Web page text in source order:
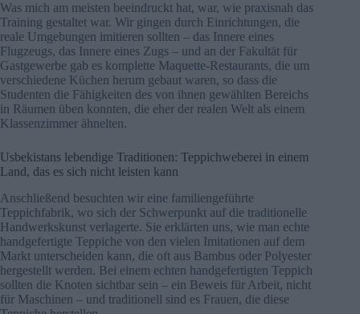
Was mich am meisten beeindruckt hat, war, wie praxisnah das
Training gestaltet war. Wir gingen durch Einrichtungen, die
reale Umgebungen imitieren sollten – das Innere eines
Flugzeugs, das Innere eines Zugs – und an der Fakultät für
Gastgewerbe gab es komplette Maquette-Restaurants, die um
verschiedene Küchen herum gebaut waren, so dass die
Studenten die Fähigkeiten des von ihnen gewählten Bereichs
in Räumen üben konnten, die eher der realen Welt als einem
Klassenzimmer ähnelten.
Usbekistans lebendige Traditionen: Teppichweberei in einem
Land, das es sich nicht leisten kann
Anschließend besuchten wir eine familiengeführte
Teppichfabrik, wo sich der Schwerpunkt auf die traditionelle
Handwerkskunst verlagerte. Sie erklärten uns, wie man echte
handgefertigte Teppiche von den vielen Imitationen auf dem
Markt unterscheiden kann, die oft aus Bambus oder Polyester
hergestellt werden. Bei einem echten handgefertigten Teppich
sollten die Knoten sichtbar sein – ein Beweis für Arbeit, nicht
für Maschinen – und traditionell sind es Frauen, die diese